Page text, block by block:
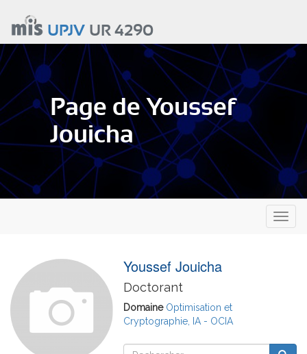
contenu
principal
UPJVUR 4290
Page de Youssef
Jouicha
Youssef Jouicha
Doctorant
Domaine Optimisation et
Cryptographie, IA - OCIA
Rechercher